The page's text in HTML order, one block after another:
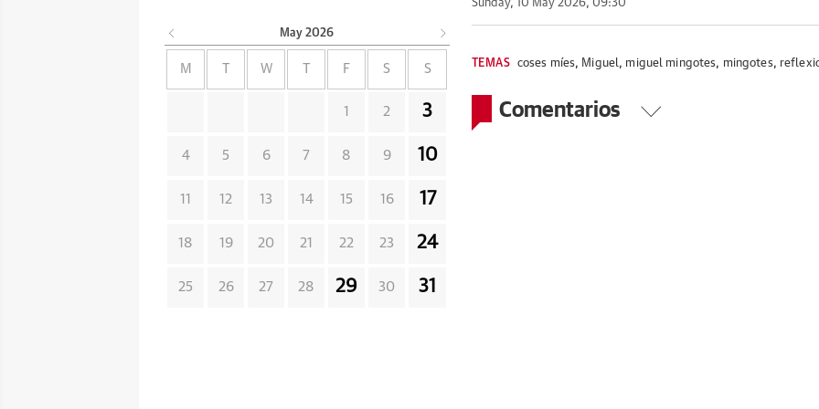
Sunday, 10 May 2026, 09:30
TEMAS coses míes, Miguel, miguel mingotes, mingotes,
Comentarios
May 2026
M W F S S
1 2 3
4 5 6 7 8 9 10
11 12 13 14 15 16 17
18 19 20 21 22 23 24
25 26 27 28 29 30 31